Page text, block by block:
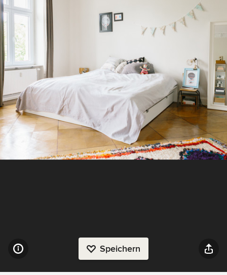
Speichern